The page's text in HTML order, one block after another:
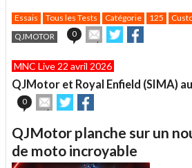
Essais Tous les Tests Catégorie 125
QJMOTOR
0
Envoyer
cet
à
ami
Partager
sur sur
MNC Live 22 avril 2026
QJMotor et Royal Enfield (SIMA)
0
Envoyer
cet
à
un
ami
Partager
sur sur
QJMotor planche sur un
de moto incroyable